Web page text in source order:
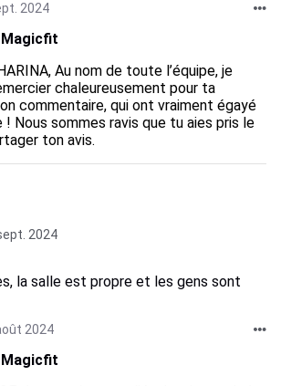
2024
Magicfit
Au nom de toute l’équipe, je
chaleureusement pour ta
commentaire, qui ont vraiment égayé
! Nous sommes ravis que tu aies pris le
ton avis.
2024
la salle est propre et les gens sont
2024
Magicfit